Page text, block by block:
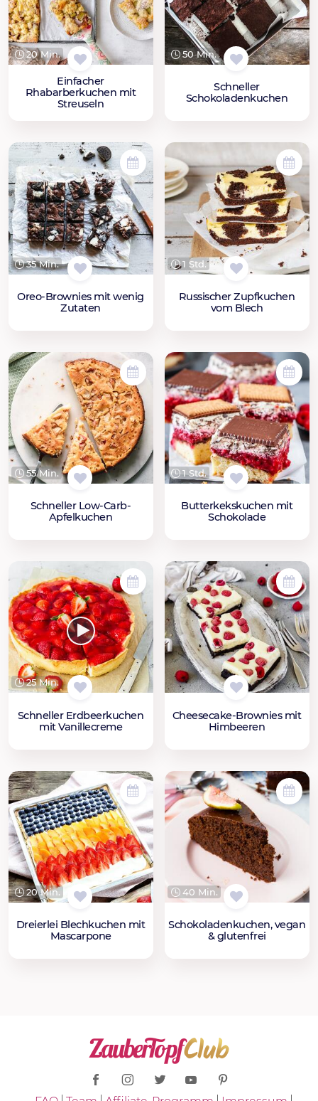
20 Min.
Einfacher
Rhabarberkuchen mit
Streuseln
50 Min.
Schneller
Schokoladenkuchen
35 Min.
Oreo-Brownies mit wenig
Zutaten
1 Std.
Russischer Zupfkuchen
vom Blech
55 Min.
Schneller Low-Carb-
Apfelkuchen
1 Std.
Butterkekskuchen mit
Schokolade
25 Min.
Schneller Erdbeerkuchen
mit Vanillecreme
Cheesecake-Brownies mit
Himbeeren
20 Min.
Dreierlei Blechkuchen mit
Mascarpone
40 Min.
Schokoladenkuchen, vegan
& glutenfrei